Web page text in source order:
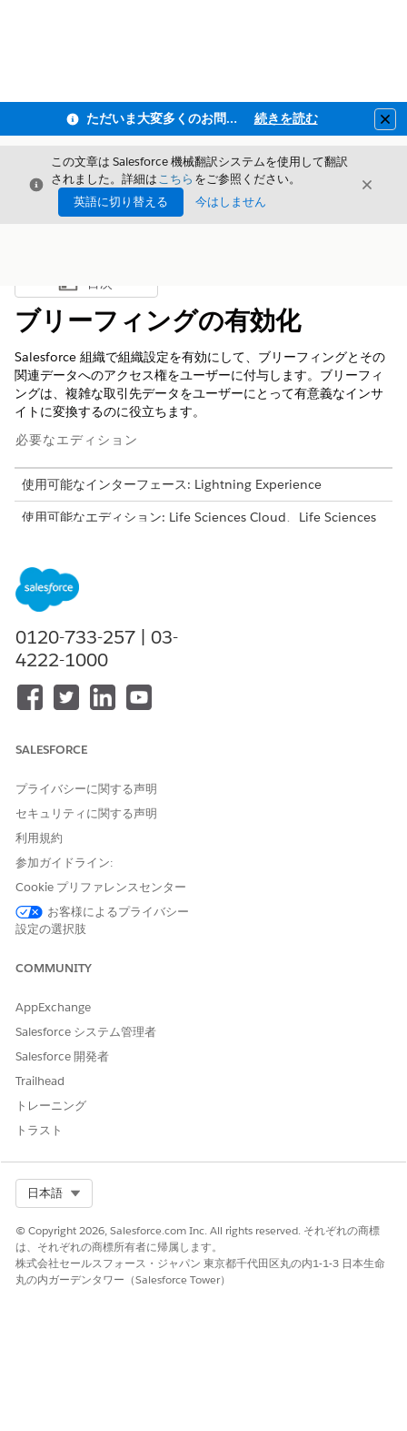
ただいま大変多くのお問い合わせをいただいており、ご連絡までにお時間を頂戴しております 続きを読む
閉じる
この文章は Salesforce 機械翻訳システムを使用して翻訳
されました。詳細はこちら をご参照ください。
英語に切り替える
今はしません
閉じる
目次を表示
目次
ブリーフィングの有効化
Salesforce 組織で組織設定を有効にして、ブリーフィングとその
関連データへのアクセス権をユーザーに付与します。ブリーフィ
ングは、複雑な取引先データをユーザーにとって有意義なインサ
イトに変換するのに役立ちます。
必要なエディション
使用可能なインターフェース: Lightning Experience
使用可能なエディション: Life Sciences Cloud、Life Sciences
Einstein GPT Platformアドオン ライセンス、Life Sciences
Customer Engagement管理パッケージが付属するEnterprise
EditionおよびUnlimited Edition。
必要なユーザー権限
設定する
Customer Engagement Setup
ます。
ユーザーがパーソナライズされた音声ブリーフィングを設定し
てアクセスできるようにするには、
ます。
0120-733-257 | 03-
4222-1000
SALESFORCE
プライバシーに関する声明
セキュリティに関する声明
利用規約
参加ガイドライン:
Cookie プリファレンスセンター
お客様によるプライバシー
設定の選択肢
COMMUNITY
AppExchange
Salesforce システム管理者
Salesforce 開発者
Trailhead
トレーニング
トラスト
日本語
© Copyright 2026, Salesforce.com Inc. All rights reserved. それぞれの商標
は、それぞれの商標所有者に帰属します。
株式会社セールスフォース・ジャパン 東京都千代田区丸の内1-1-3 日本生命
丸の内ガーデンタワー（Salesforce Tower）